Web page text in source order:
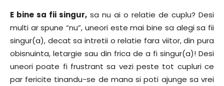
E bine sa fii singur, sa nu ai o relatie de cuplu? Desi
multi ar spune “nu”, uneori este mai bine sa alegi sa fii
singur(a), decat sa intretii o relatie fara viitor, din pura
obisnuinta, letargie sau din frica de a fi singur(a)! Desi
uneori poate fi frustrant sa vezi peste tot cupluri ce
par fericite tinandu-se de mana si poti ajunge sa vrei